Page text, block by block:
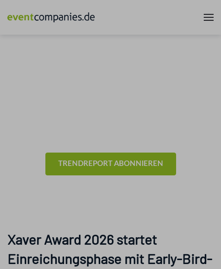
TRENDREPORT ABONNIEREN
Xaver Award 2026 startet
Einreichungsphase mit Early-Bird-